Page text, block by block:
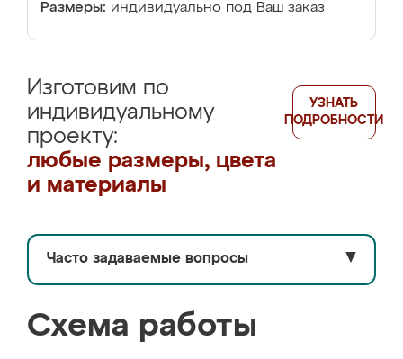
Размеры: индивидуально под Ваш заказ
Изготовим по
индивидуальному
проекту:
любые размеры, цвета
и материалы
УЗНАТЬ
ПОДРОБНОСТИ
Часто задаваемые вопросы ▼
Схема работы